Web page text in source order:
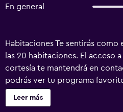
En general
Habitaciones Te sentirás como
las 20 habitaciones. El acceso
cortesía te mantendrá en
podrás ver tu programa
canales vía satélite. El baño
artículos de tocador gratuitos
Leer más